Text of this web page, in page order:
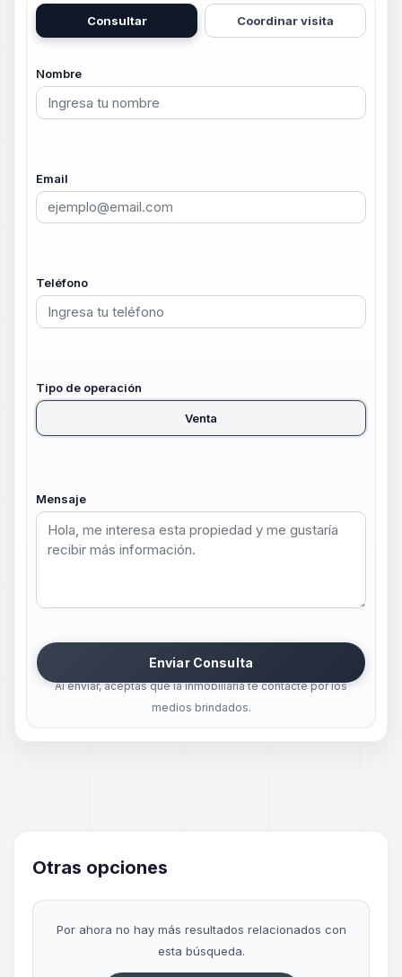
Consultar Coordinar visita
Nombre
Email
Teléfono
Tipo de operación
Venta
Mensaje
Enviar Consulta
Al enviar, aceptas que la inmobiliaria te contacte por los
medios brindados.
Otras opciones
Por ahora no hay más resultados relacionados con
esta búsqueda.